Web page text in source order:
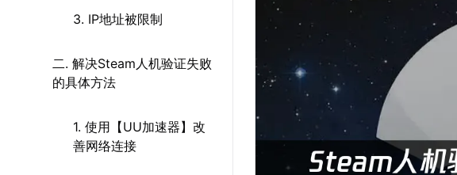
3. IP地址被限制
二. 解决Steam人机验证失败
的具体方法
1. 使用【UU加速器】改
善网络连接